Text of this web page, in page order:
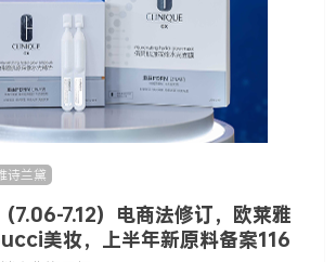
诗兰黛
7.06-7.12）电商法修订，欧莱雅
美妆，上半年新原料备案116